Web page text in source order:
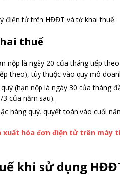
điện tử trên HĐĐT và tờ khai thuế.
thuế
nộp là ngày 20 của tháng tiếp
theo), tùy thuộc vào quy mô
(hạn nộp là ngày 30 của tháng
3 của năm sau).
hàng quý, quyết toán vào cuối
xuất hóa đơn điện tử trên máy
khi sử dụng